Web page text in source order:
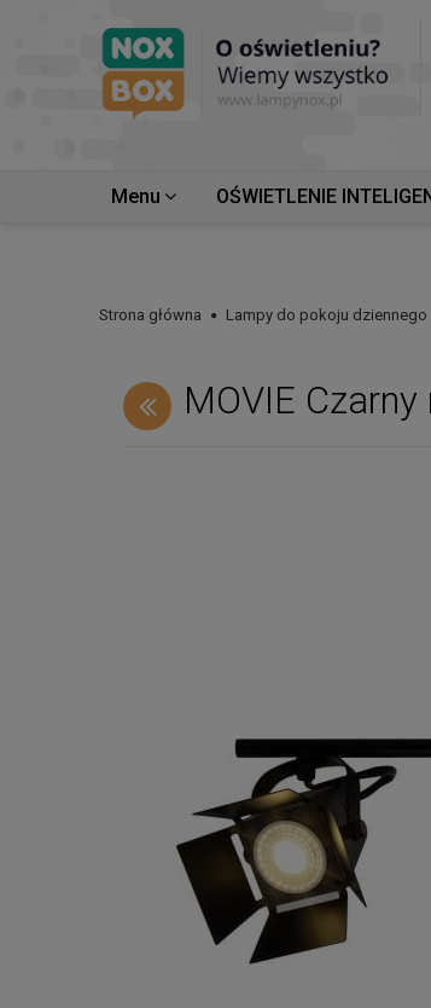
Menu OŚWIETLENIE
Strona główna Lampy do pokoju dziennego
MOVIE